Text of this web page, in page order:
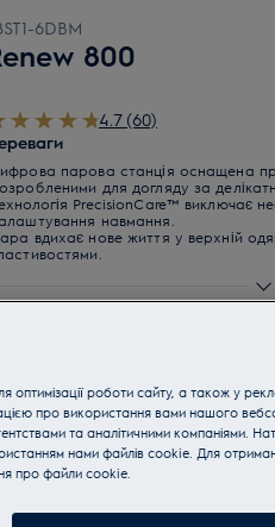
6DBM
800
4.7 (60)
парова станція оснащена
для догляду за
PrecisionCare™ виключає
навмання.
вдихає нове життя у верхній
Купуйте техніку за
оптимізації роботи сайту, а також у
про використання вами нашого
та аналітичними компаніями.
нами файлів cookie. Для
прo файли cookie.